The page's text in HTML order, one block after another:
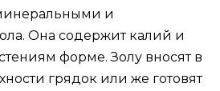
и
Она содержит калий и
форме. Золу вносят в
грядок или же готовят